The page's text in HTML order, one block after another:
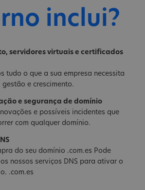
inclui?
servidores virtuais e certificados
tudo o que a sua empresa necessita
gestão e crescimento.
e segurança de domínio
e possíveis incidentes que
com qualquer domínio.
do seu domínio .com.es Pode
nossos serviços DNS para ativar o
.com.es